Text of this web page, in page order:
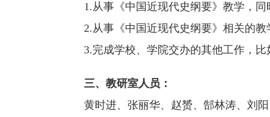
1.从事《中国近现代史纲要》教学，同
2.从事《中国近现代史纲要》相关的教
3.完成学校、学院交办的其他工作，比
三、教研室人员：
黄时进、张丽华、赵赟、郜林涛、刘